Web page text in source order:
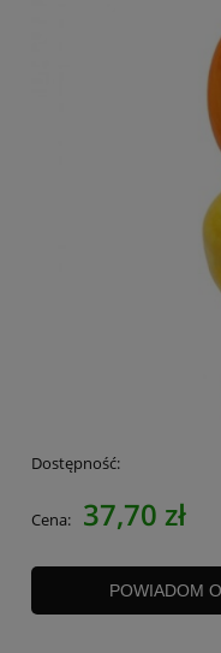
Dostępność:
Cena: 37,70 zł
POWIADOM